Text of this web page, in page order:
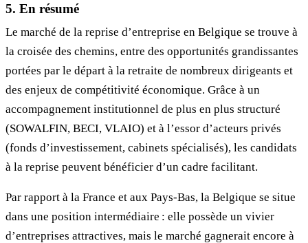
5. En résumé
Le marché de la reprise d’entreprise en Belgique se trouve à
la croisée des chemins, entre des opportunités grandissantes
portées par le départ à la retraite de nombreux dirigeants et
des enjeux de compétitivité économique. Grâce à un
accompagnement institutionnel de plus en plus structuré
(SOWALFIN, BECI, VLAIO) et à l’essor d’acteurs privés
(fonds d’investissement, cabinets spécialisés), les candidats
à la reprise peuvent bénéficier d’un cadre facilitant.
Par rapport à la France et aux Pays-Bas, la Belgique se situe
dans une position intermédiaire : elle possède un vivier
d’entreprises attractives, mais le marché gagnerait encore à